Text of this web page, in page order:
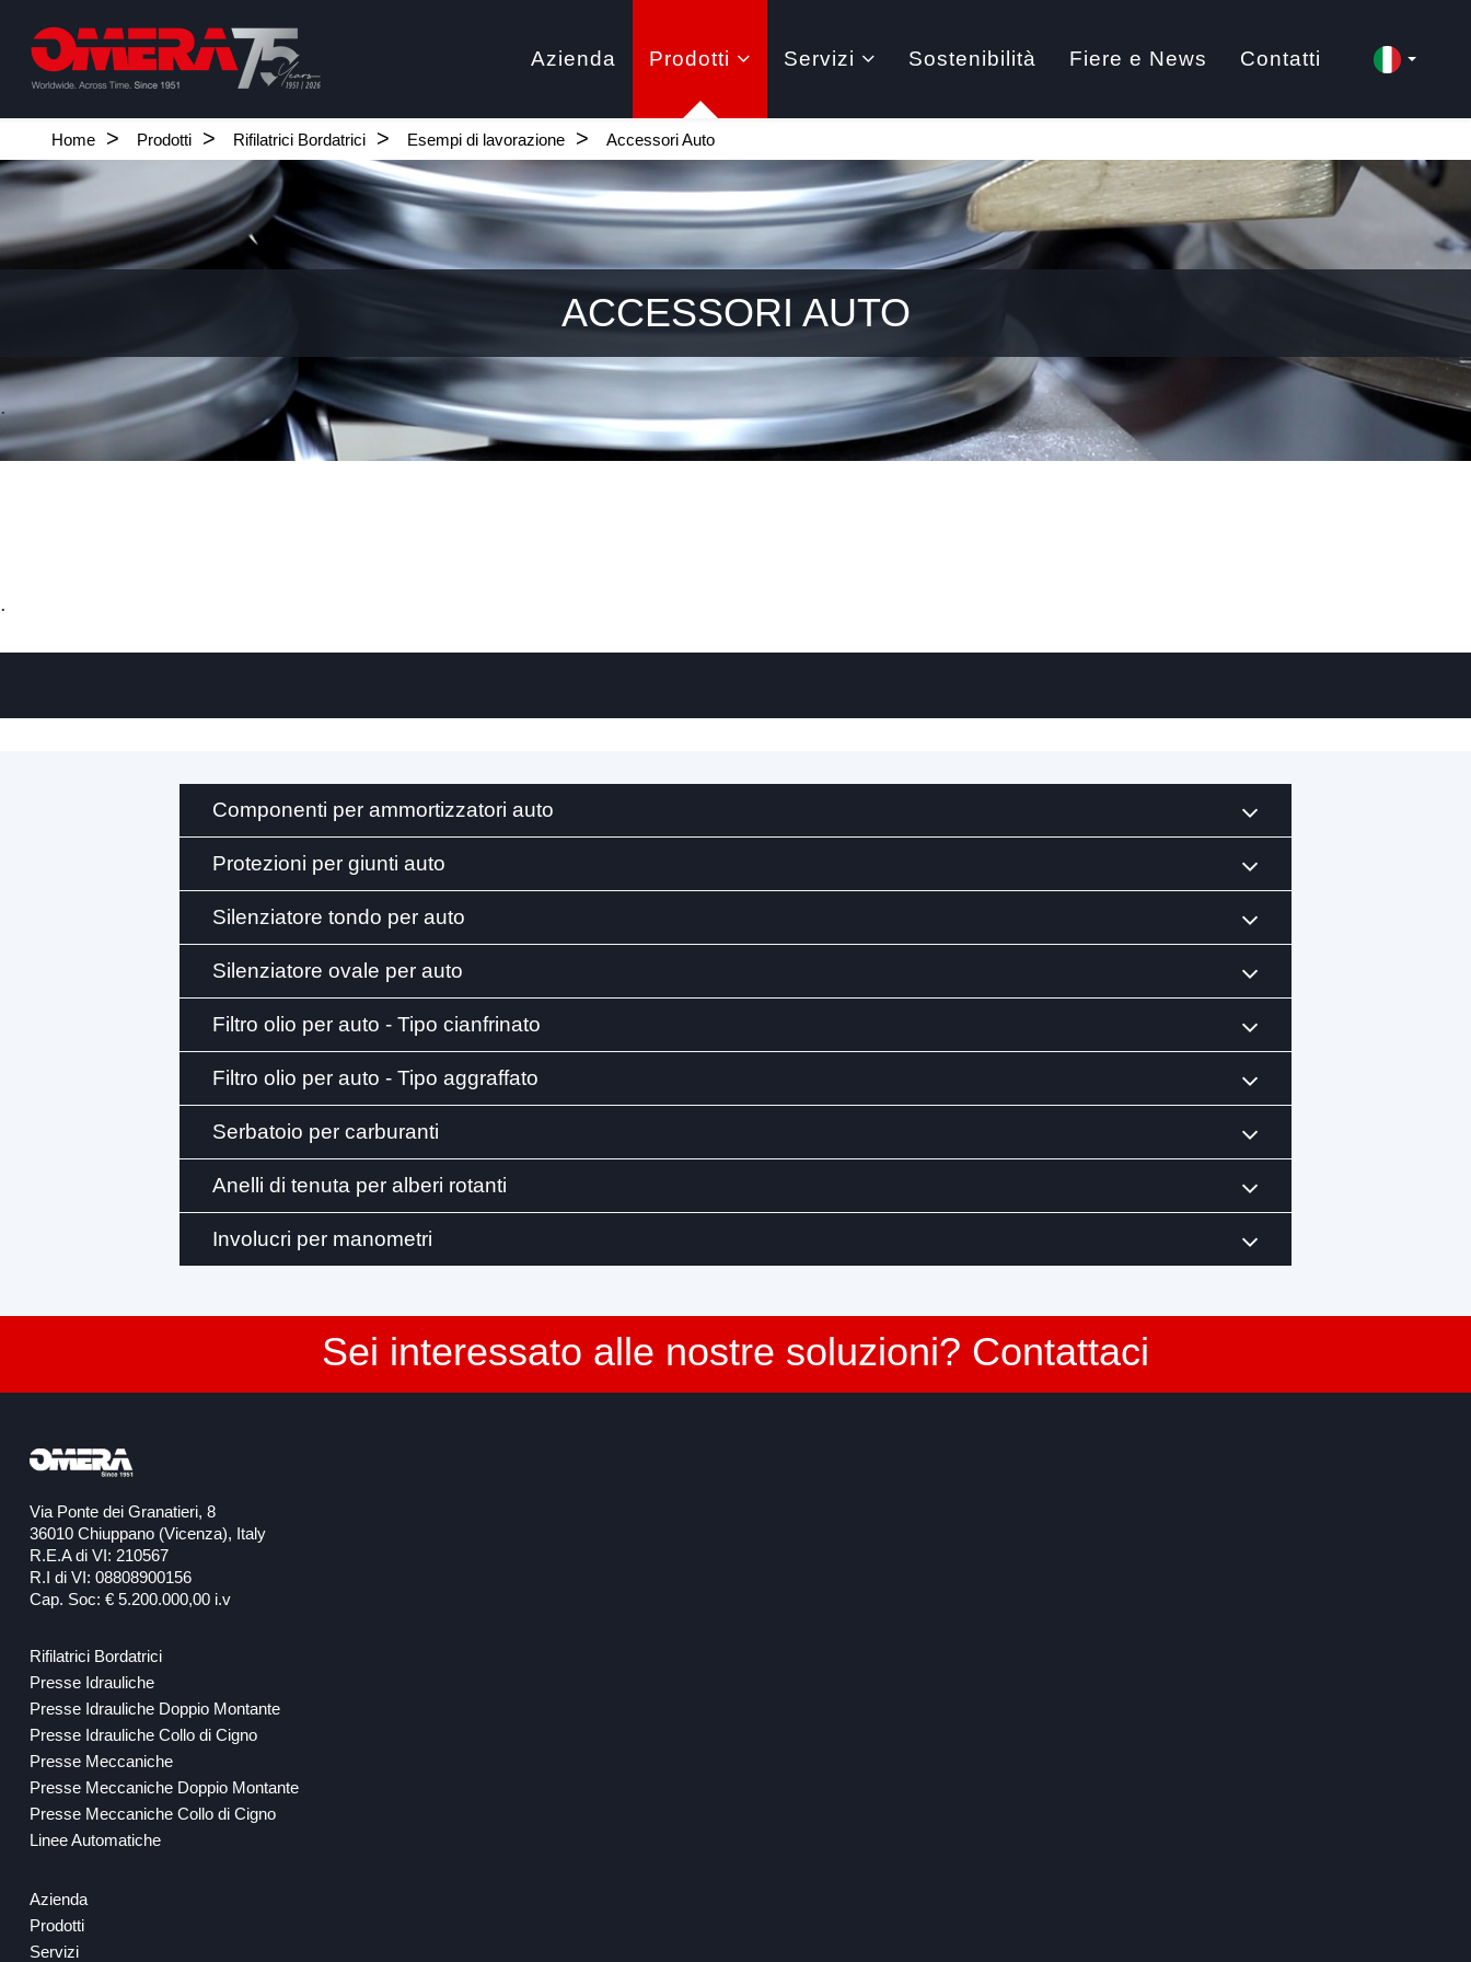
Azienda Prodotti Servizi Sostenibilità Fiere e News Contatti
Home Prodotti Rifilatrici Bordatrici Esempi di lavorazione Accessori Auto
ACCESSORI AUTO
.
.
Componenti per ammortizzatori auto
Protezioni per giunti auto
Silenziatore tondo per auto
Silenziatore ovale per auto
Filtro olio per auto - Tipo cianfrinato
Filtro olio per auto - Tipo aggraffato
Serbatoio per carburanti
Anelli di tenuta per alberi rotanti
Involucri per manometri
Sei interessato alle nostre soluzioni? Contattaci
Via Ponte dei Granatieri, 8
36010 Chiuppano (Vicenza), Italy
R.E.A di VI: 210567
R.I di VI: 08808900156
Cap. Soc: € 5.200.000,00 i.v
Rifilatrici Bordatrici
Presse Idrauliche
Presse Idrauliche Doppio Montante
Presse Idrauliche Collo di Cigno
Presse Meccaniche
Presse Meccaniche Doppio Montante
Presse Meccaniche Collo di Cigno
Linee Automatiche
Azienda
Prodotti
Servizi